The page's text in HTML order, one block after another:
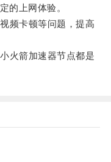
的上网体验。
频卡顿等问题，提高
火箭加速器节点都是